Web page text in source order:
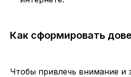
Как сформировать
Чтобы привлечь внимание и